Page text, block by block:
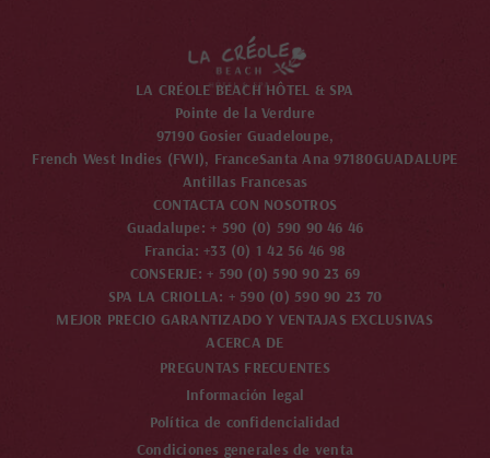
LA CRÉOLE BEACH HÔTEL & SPA
Pointe de la Verdure
97190 Gosier Guadeloupe,
French West Indies (FWI), FranceSanta Ana 97180GUADALUPE
Antillas Francesas
CONTACTA CON NOSOTROS
Guadalupe: + 590 (0) 590 90 46 46
Francia: +33 (0) 1 42 56 46 98
CONSERJE: + 590 (0) 590 90 23 69
SPA LA CRIOLLA: + 590 (0) 590 90 23 70
MEJOR PRECIO GARANTIZADO Y VENTAJAS EXCLUSIVAS
ACERCA DE
PREGUNTAS FRECUENTES
Información legal
Política de confidencialidad
Condiciones generales de venta